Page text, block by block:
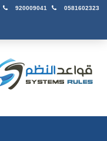
920009041 0581602323